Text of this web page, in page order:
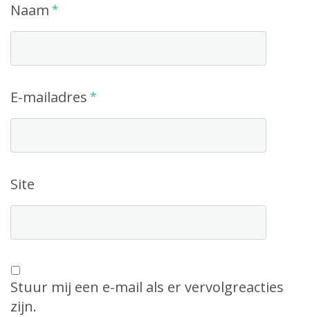
Naam *
E-mailadres *
Site
Stuur mij een e-mail als er vervolgreacties
zijn.